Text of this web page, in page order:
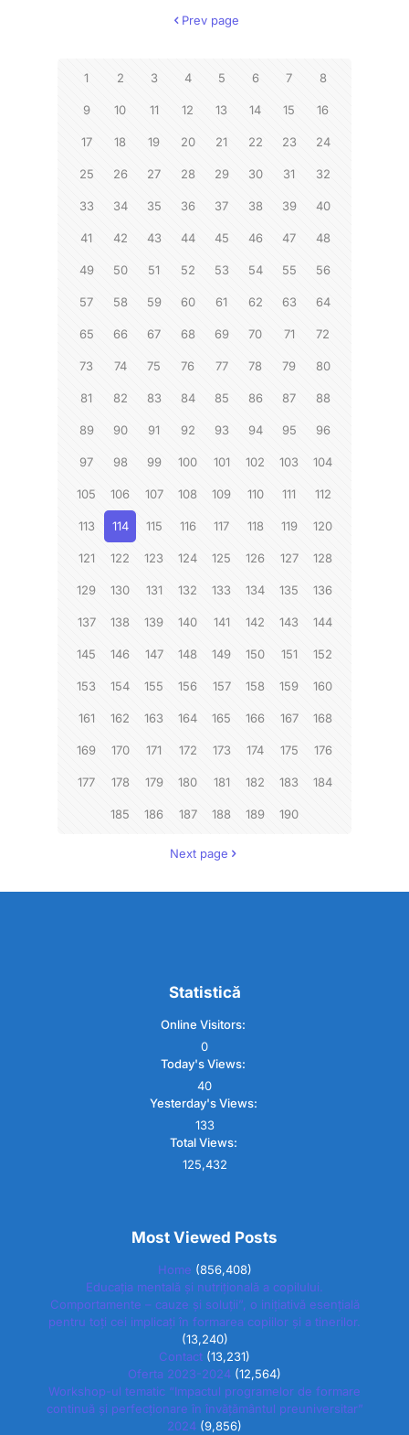
Prev page
1 2 3 4 5 6 7 8
9 10 11 12 13 14 15 16
17 18 19 20 21 22 23 24
25 26 27 28 29 30 31 32
33 34 35 36 37 38 39 40
41 42 43 44 45 46 47 48
49 50 51 52 53 54 55 56
57 58 59 60 61 62 63 64
65 66 67 68 69 70 71 72
73 74 75 76 77 78 79 80
81 82 83 84 85 86 87 88
89 90 91 92 93 94 95 96
97 98 99 100 101 102 103 104
105 106 107 108 109 110 111 112
113 114 115 116 117 118 119 120
121 122 123 124 125 126 127 128
129 130 131 132 133 134 135 136
137 138 139 140 141 142 143 144
145 146 147 148 149 150 151 152
153 154 155 156 157 158 159 160
161 162 163 164 165 166 167 168
169 170 171 172 173 174 175 176
177 178 179 180 181 182 183 184
185 186 187 188 189 190
Next page
Statistică
Online Visitors:
0
Today's Views:
40
Yesterday's Views:
133
Total Views:
125,432
Most Viewed Posts
Home (856,408)
Educația mentală și nutrițională a copilului.
Comportamente – cauze și soluții”, o inițiativă esențială
pentru toți cei implicați în formarea copiilor și a tinerilor.
(13,240)
Contact (13,231)
Oferta 2023-2024 (12,564)
Workshop-ul tematic “Impactul programelor de formare
continuă și perfecționare în învățământul preuniversitar”
2024 (9,856)